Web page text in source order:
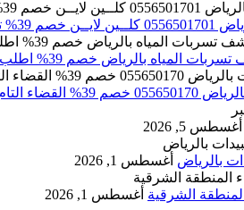
باحدث الاجهزة
خصم 39% اطلب الان 0556501701‬‏ – تقارير معتمدة
الحشرات والقوارض
أغسطس 5, 2026
بالرياض أغسطس 1, 2026
الشرقية أغسطس 1, 2026